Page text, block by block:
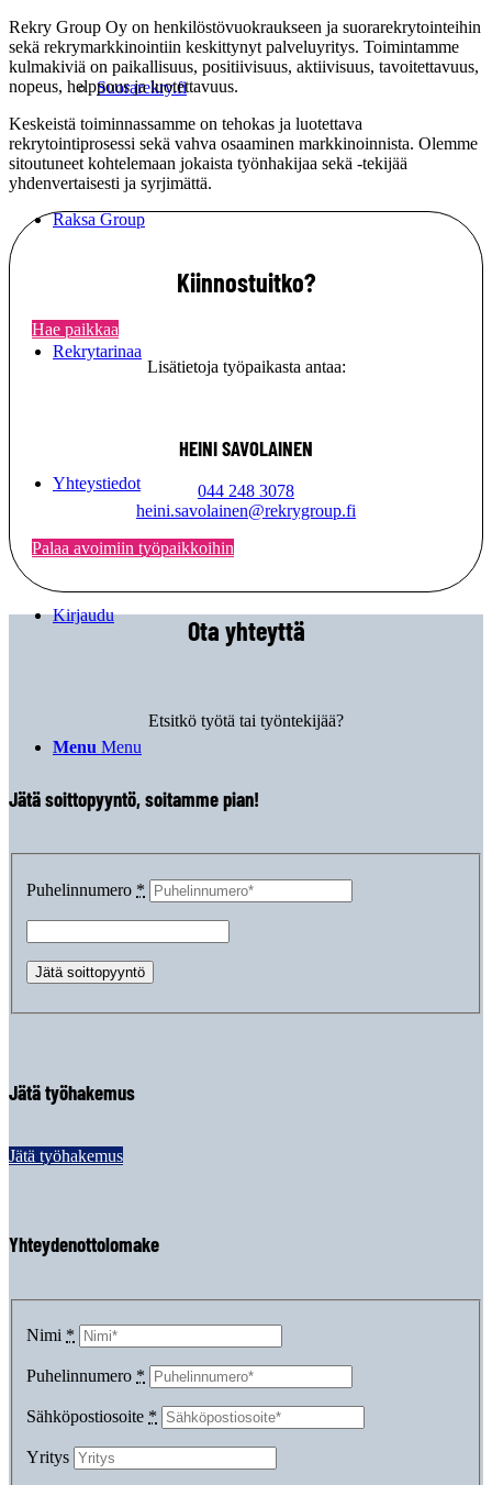
Suorarekry.fi
Raksa Group
Rekrytarinaa
Yhteystiedot
Kirjaudu
Menu Menu
Rekry Group Oy on henkilöstövuokraukseen ja suorarekrytointeihin
sekä rekrymarkkinointiin keskittynyt palveluyritys. Toimintamme
kulmakiviä on paikallisuus, positiivisuus, aktiivisuus, tavoitettavuus,
nopeus, helppous ja luotettavuus.
Keskeistä toiminnassamme on tehokas ja luotettava
rekrytointiprosessi sekä vahva osaaminen markkinoinnista. Olemme
sitoutuneet kohtelemaan jokaista työnhakijaa sekä -tekijää
yhdenvertaisesti ja syrjimättä.
Kiinnostuitko?
Hae paikkaa
Lisätietoja työpaikasta antaa:
HEINI SAVOLAINEN
044 248 3078
heini.savolainen@rekrygroup.fi
Palaa avoimiin työpaikkoihin
Ota yhteyttä
Etsitkö työtä tai työntekijää?
Jätä soittopyyntö, soitamme pian!
Puhelinnumero *
Jätä työhakemus
Jätä työhakemus
Yhteydenottolomake
Nimi *
Puhelinnumero *
Sähköpostiosoite *
Yritys